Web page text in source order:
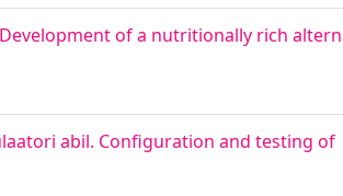
of a nutritionally rich
abil. Configuration and testing of